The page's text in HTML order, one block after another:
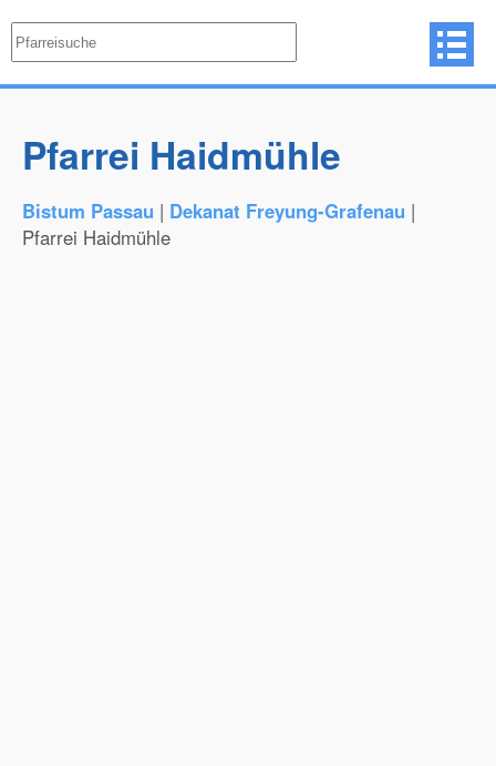
Pfarrei Haidmühle
Bistum Passau | Dekanat Freyung-Grafenau |
Pfarrei Haidmühle